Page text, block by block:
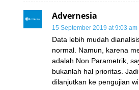
Advernesia
15 September 2019 at 9:03 am
Data lebih mudah
normal. Namun, karena
adalah Non Parametrik,
bukanlah hal prioritas.
dilanjutkan ke pengujian